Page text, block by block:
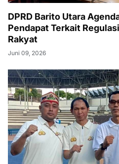
DPRD Barito Utara
Pendapat Terkait
Rakyat
Juni 09, 2026